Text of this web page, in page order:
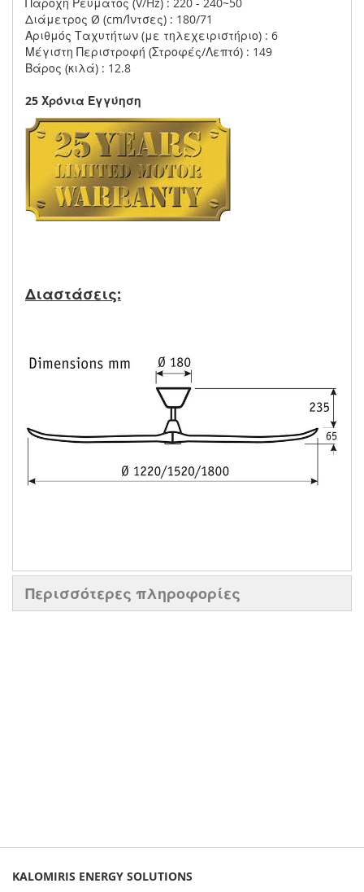
Διάμετρος Ø (cm/Ίντσες) : 180/71
Αριθμός Ταχυτήτων (με τηλεχειριστήριο) : 6
Μέγιστη Περιστροφή (Στροφές/Λεπτό) : 149
Βάρος (κιλά) : 12.8
25 Χρόνια Εγγύηση
Διαστάσεις:
Περισσότερες πληροφορίες
KALOMIRIS ENERGY SOLUTIONS